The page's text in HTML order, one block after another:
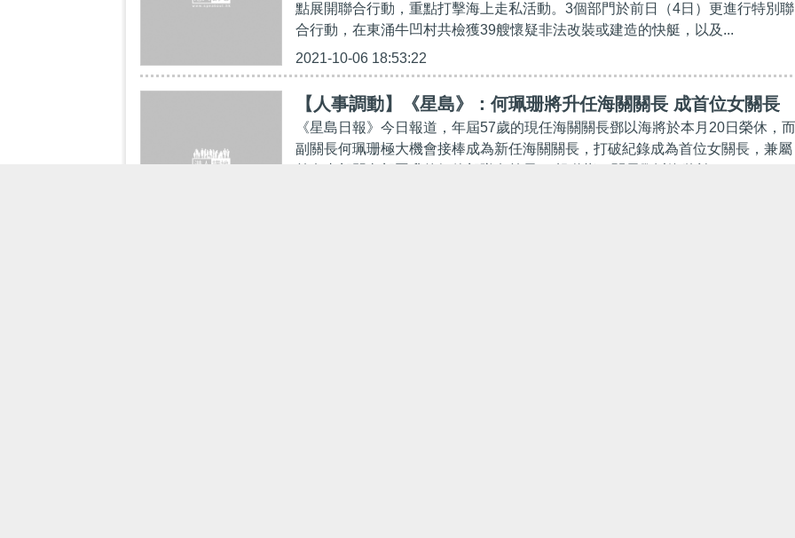
點展開聯合行動，重點打擊海上走私活動。3個部門於前日（4日）更進行特別聯
合行動，在東涌牛凹村共檢獲39艘懷疑非法改裝或建造的快艇，以及...
2021-10-06 18:53:22
【人事調動】《星島》：何珮珊將升任海關關長 成首位女關長
《星島日報》今日報道，年屆57歲的現任海關關長鄧以海將於本月20日榮休，而
副關長何珮珊極大機會接棒成為新任海關關長，打破紀錄成為首位女關長，兼屬